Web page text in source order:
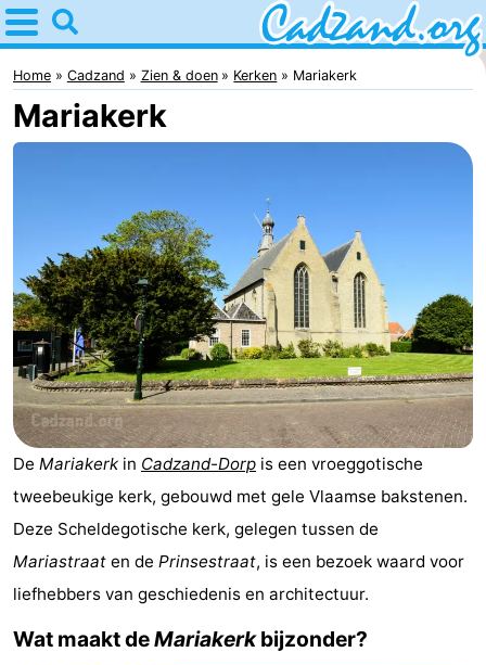
Home
Cadzand
Tips
Appartementen
Campings
Hotels
Vakantiehuizen
-
Meersee
Beach
-
Home Cadzand Zien & doen Kerken Mariakerk
Mariakerk
De Mariakerk in Cadzand-Dorp is een vroeggotische
tweebeukige kerk, gebouwd met gele Vlaamse bakstenen.
Deze Scheldegotische kerk, gelegen tussen de
Mariastraat en de Prinsestraat, is een bezoek waard voor
liefhebbers van geschiedenis en architectuur.
Wat maakt deMariakerkbijzonder?